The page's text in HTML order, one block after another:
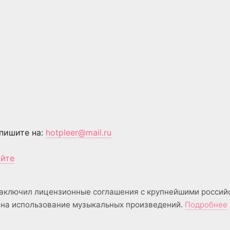
на: hotpleer@mail.ru
лицензионные соглашения с крупнейшими
использование музыкальных произведений. Подробнее